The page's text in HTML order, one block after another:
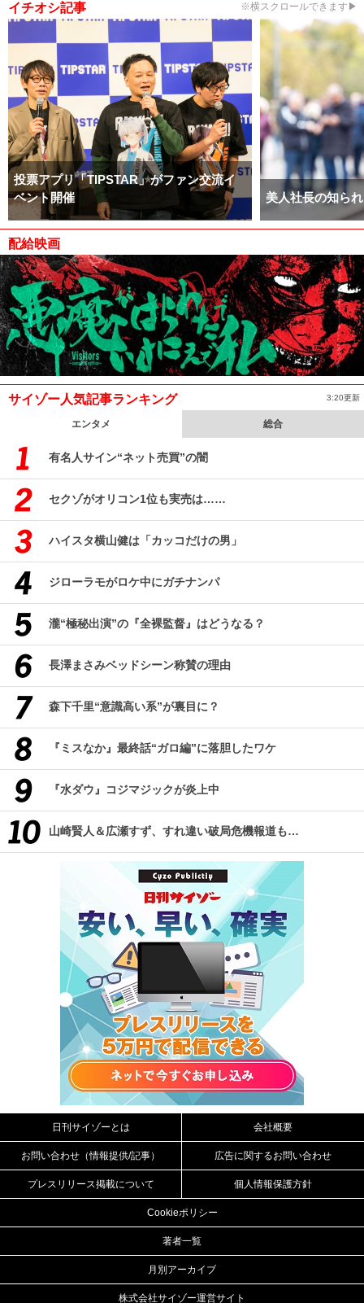
イチオシ記事 ※横スクロールできます▶
投票アプリ「TIPSTAR」がファン交流イ
ベント開催
美人社長の知ら
配給映画
サイゾー人気記事ランキング 3:20更新
エンタメ 総合
有名人サイン“ネット売買”の闇
セクゾがオリコン1位も実売は……
ハイスタ横山健は「カッコだけの男」
ジローラモがロケ中にガチナンパ
瀧“極秘出演”の『全裸監督』はどうなる？
長澤まさみベッドシーン称賛の理由
森下千里“意識高い系”が裏目に？
『ミスなか』最終話“ガロ編”に落胆したワケ
『水ダウ』コジマジックが炎上中
山崎賢人＆広瀬すず、すれ違い破局危機報道も…
日刊サイゾーとは 会社概要
お問い合わせ（情報提供/記事） 広告に関するお問い合わせ
プレスリリース掲載について 個人情報保護方針
Cookieポリシー
著者一覧
月別アーカイブ
株式会社サイゾー運営サイト